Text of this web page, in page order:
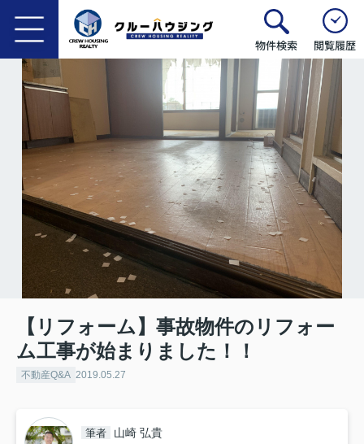
物件検索 閲覧履歴
【リフォーム】事故物件のリフォー
ム工事が始まりました！！
不動産Q&A 2019.05.27
筆者 山崎 弘貴